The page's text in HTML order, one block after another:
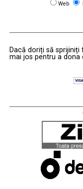
Web
Dacă doriți să sprijiniți
mai jos pentru a dona